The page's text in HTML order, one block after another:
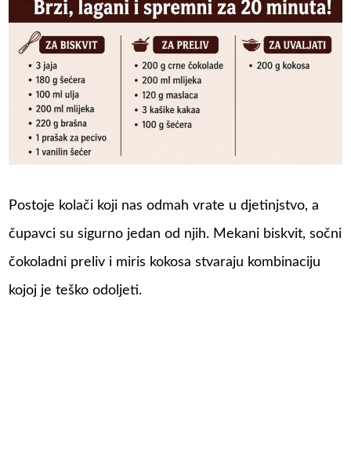
Postoje kolači koji nas odmah vrate u djetinjstvo, a
čupavci su sigurno jedan od njih. Mekani biskvit, sočni
čokoladni preliv i miris kokosa stvaraju kombinaciju
kojoj je teško odoljeti.